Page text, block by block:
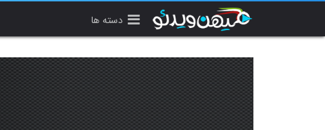
دسته ها